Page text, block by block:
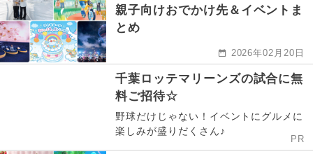
親子向けおでかけ先＆イベントま
とめ
2026年02月20日
千葉ロッテマリーンズの試合に無
料ご招待☆
野球だけじゃない！イベントにグルメに
楽しみが盛りだくさん♪
PR